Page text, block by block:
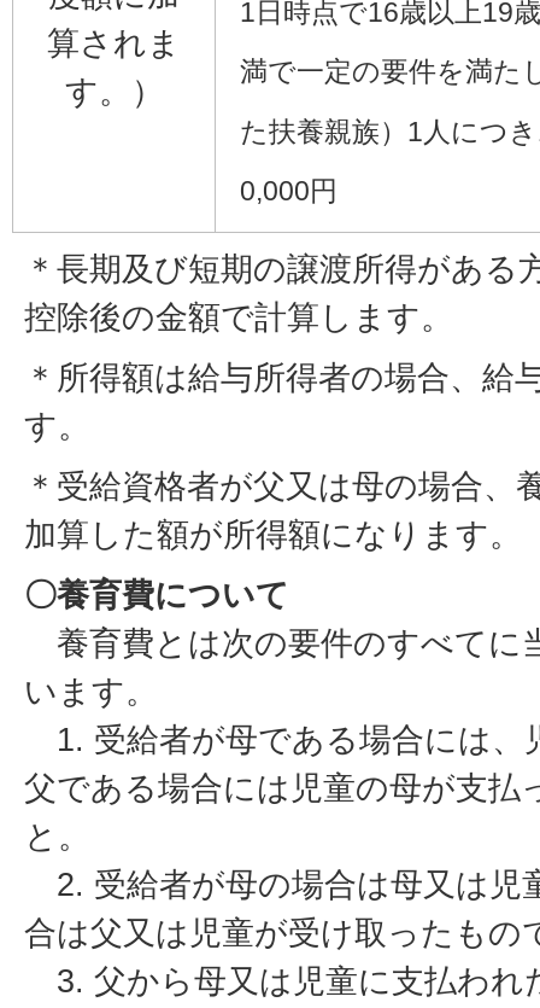
算されま
す。）
1日時点で16歳以上19
満で一定の要件を満た
た扶養親族）1人につ
0,000円
＊長期及び短期の譲渡所得がある
控除後の金額で計算します。
＊所得額は給与所得者の場合、給
す。
＊受給資格者が父又は母の場合、
加算した額が所得額になります。
〇養育費について
養育費とは次の要件のすべてに
います。
1. 受給者が母である場合には、
父である場合には児童の母が支払
と。
2. 受給者が母の場合は母又は児
合は父又は児童が受け取ったもの
3. 父から母又は児童に支払われ